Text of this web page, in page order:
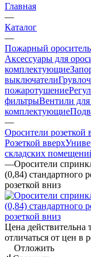
Главная
—
Каталог
—
Пожарный ороситель
Аксессуары для
комплектующие
выключатели
пожаротушение
фильтрыВентили
комплектующие
—
Оросители розеткой
Розеткой вверх
складских
—Оросители
(0,84) стандартного
розеткой вниз
Цена действительна
отличаться от цен в
Отложить